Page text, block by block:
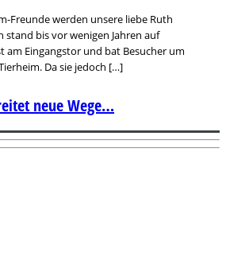
Freunde werden unsere liebe Ruth
stand bis vor wenigen Jahren auf
am Eingangstor und bat Besucher um
Da sie jedoch […]
neue Wege…